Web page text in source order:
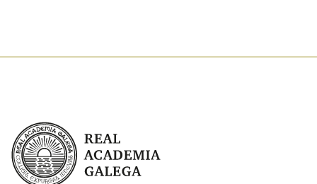
Real Academia Galega